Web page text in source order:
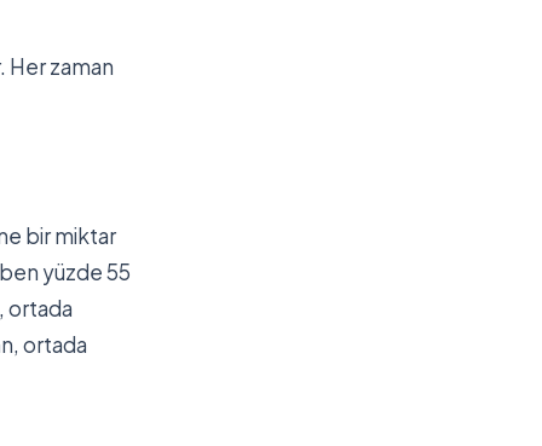
Her zaman
bir miktar
yüzde 55
ortada
ortada